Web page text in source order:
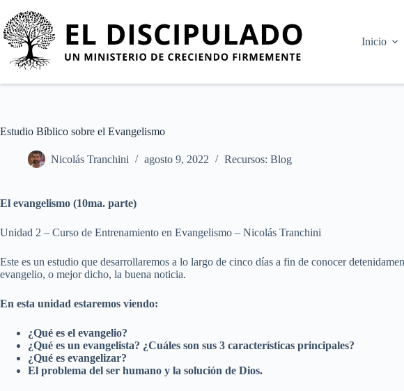
Inicio
Estudio Bíblico sobre el Evangelismo
Nicolás Tranchini agosto 9, 2022 Recursos: Blog
El evangelismo (10ma. parte)
Unidad 2 – Curso de Entrenamiento en Evangelismo – Nicolás Tranchini
Este es un estudio que desarrollaremos a lo largo de cinco días a fin de conocer
evangelio, o mejor dicho, la buena noticia.
En esta unidad estaremos viendo:
¿Qué es el evangelio?
¿Qué es un evangelista? ¿Cuáles son sus 3 características principales?
¿Qué es evangelizar?
El problema del ser humano y la solución de Dios.